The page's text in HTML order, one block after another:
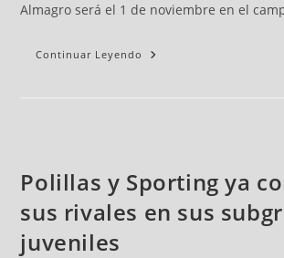
Almagro será el 1 de noviembre en el
Continuar Leyendo
Polillas y Sporting ya
sus rivales en sus
juveniles